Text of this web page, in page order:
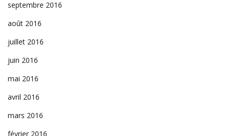
septembre 2016
août 2016
juillet 2016
juin 2016
mai 2016
avril 2016
mars 2016
février 2016